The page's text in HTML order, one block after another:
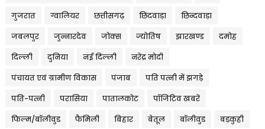
गुजरात ग्वालियर छत्तीसगढ़ छिंदवाड़ा छिन्दवाड़ा
जबलपुर जुन्नारदेव जोक्स ज्योतिष झारखण्ड दमोह
दिल्ली दुनिया नई दिल्ली नरेंद्र मोदी
पंचायत एवं ग्रामीण विकास पंजाब पति पत्नी में झगड़े
पति-पत्नी परासिया पातालकोट पॉजिटिव खबरें
फिल्म/बॉलीवुड फैमिली बिहार बेतूल बॉलीवुड बड़कुही